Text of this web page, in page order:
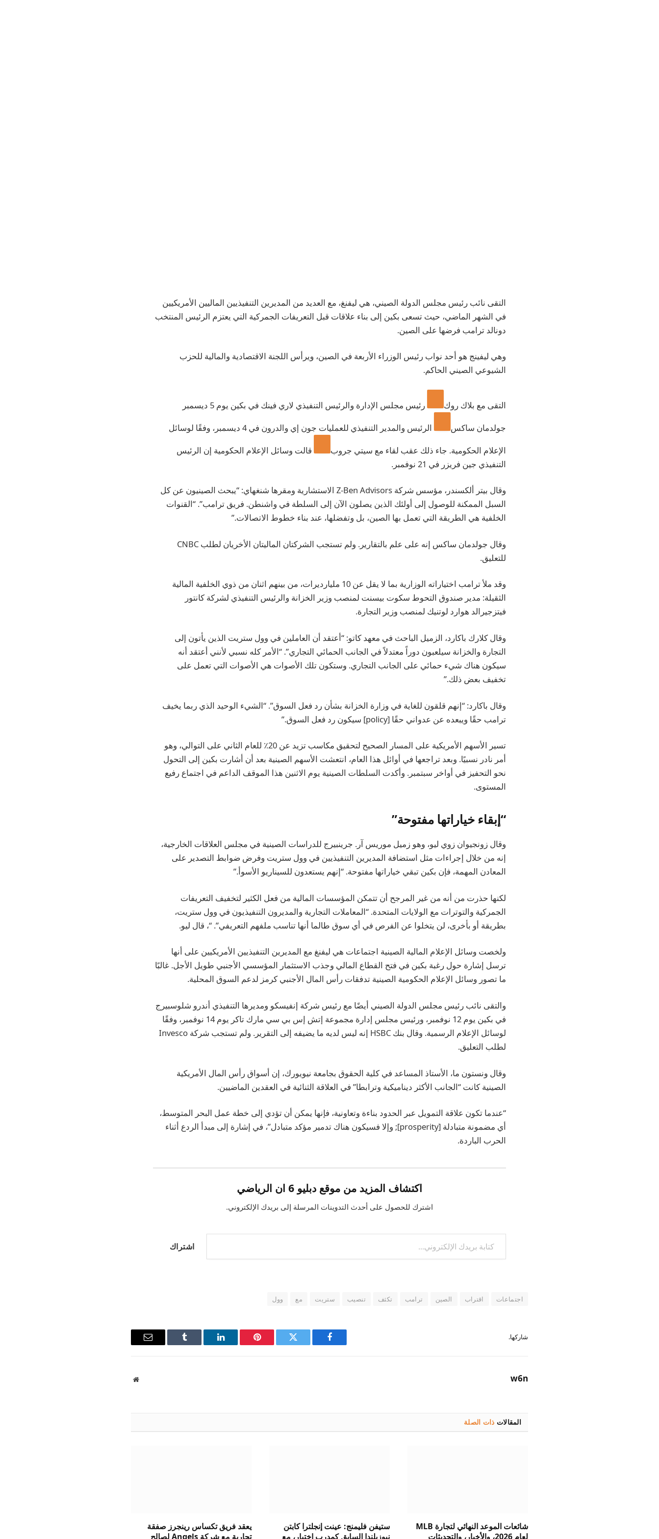
التقى نائب رئيس مجلس الدولة الصيني، هي ليفنغ، مع العديد من المديرين التنفيذيين الماليين الأمريكيين
في الشهر الماضي، حيث تسعى بكين إلى بناء علاقات قبل التعريفات الجمركية التي يعتزم الرئيس المنتخب
دونالد ترامب فرضها على الصين.
وهي ليفينج هو أحد نواب رئيس الوزراء الأربعة في الصين، ويرأس اللجنة الاقتصادية والمالية للحزب
الشيوعي الصيني الحاكم.
التقى مع بلاك روك
رئيس مجلس الإدارة والرئيس التنفيذي لاري فينك في بكين يوم 5 ديسمبر
جولدمان ساكس
الرئيس والمدير التنفيذي للعمليات جون إي والدرون في 4 ديسمبر، وفقًا لوسائل
الإعلام الحكومية. جاء ذلك عقب لقاء مع سيتي جروب
قالت وسائل الإعلام الحكومية إن الرئيس
التنفيذي جين فريزر في 21 نوفمبر.
وقال بيتر ألكسندر، مؤسس شركة Z-Ben Advisors الاستشارية ومقرها شنغهاي: “يبحث الصينيون عن كل
السبل الممكنة للوصول إلى أولئك الذين يصلون الآن إلى السلطة في واشنطن. فريق ترامب”. “القنوات
الخلفية هي الطريقة التي تعمل بها الصين، بل وتفضلها، عند بناء خطوط الاتصالات.”
وقال جولدمان ساكس إنه على علم بالتقارير. ولم تستجب الشركتان الماليتان الأخريان لطلب CNBC
للتعليق.
وقد ملأ ترامب اختياراته الوزارية بما لا يقل عن 10 مليارديرات، من بينهم اثنان من ذوي الخلفية المالية
الثقيلة: مدير صندوق التحوط سكوت بيسنت لمنصب وزير الخزانة والرئيس التنفيذي لشركة كانتور
فيتزجيرالد هوارد لوتنيك لمنصب وزير التجارة.
وقال كلارك باكارد، الزميل الباحث في معهد كاتو: “أعتقد أن العاملين في وول ستريت الذين يأتون إلى
التجارة والخزانة سيلعبون دوراً معتدلاً في الجانب الحمائي التجاري”. “الأمر كله نسبي لأنني أعتقد أنه
سيكون هناك شيء حمائي على الجانب التجاري. وستكون تلك الأصوات هي الأصوات التي تعمل على
تخفيف بعض ذلك.”
وقال باكارد: “إنهم قلقون للغاية في وزارة الخزانة بشأن رد فعل السوق”. “الشيء الوحيد الذي ربما يخيف
ترامب حقًا ويبعده عن عدواني حقًا [policy] سيكون رد فعل السوق.”
تسير الأسهم الأمريكية على المسار الصحيح لتحقيق مكاسب تزيد عن 20٪ للعام الثاني على التوالي، وهو
أمر نادر نسبيًا. وبعد تراجعها في أوائل هذا العام، انتعشت الأسهم الصينية بعد أن أشارت بكين إلى التحول
نحو التحفيز في أواخر سبتمبر. وأكدت السلطات الصينية يوم الاثنين هذا الموقف الداعم في اجتماع رفيع
المستوى.
“إبقاء خياراتها مفتوحة”
وقال زونجيوان زوي ليو، وهو زميل موريس آر. جرينبيرج للدراسات الصينية في مجلس العلاقات الخارجية،
إنه من خلال إجراءات مثل استضافة المديرين التنفيذيين في وول ستريت وفرض ضوابط التصدير على
المعادن المهمة، فإن بكين تبقي خياراتها مفتوحة. “إنهم يستعدون للسيناريو الأسوأ.”
لكنها حذرت من أنه من غير المرجح أن تتمكن المؤسسات المالية من فعل الكثير لتخفيف التعريفات
الجمركية والتوترات مع الولايات المتحدة. “المعاملات التجارية والمديرون التنفيذيون في وول ستريت،
بطريقة أو بأخرى، لن يتخلوا عن الفرص في أي سوق طالما أنها تناسب ملفهم التعريفي”. “، قال ليو.
ولخصت وسائل الإعلام المالية الصينية اجتماعات هي ليفنغ مع المديرين التنفيذيين الأمريكيين على أنها
ترسل إشارة حول رغبة بكين في فتح القطاع المالي وجذب الاستثمار المؤسسي الأجنبي طويل الأجل. غالبًا
ما تصور وسائل الإعلام الحكومية الصينية تدفقات رأس المال الأجنبي كرمز لدعم السوق المحلية.
والتقى نائب رئيس مجلس الدولة الصيني أيضًا مع رئيس شركة إنفيسكو ومديرها التنفيذي أندرو شلوسبيرج
في بكين يوم 12 نوفمبر، ورئيس مجلس إدارة مجموعة إتش إس بي سي مارك تاكر يوم 14 نوفمبر، وفقًا
لوسائل الإعلام الرسمية. وقال بنك HSBC إنه ليس لديه ما يضيفه إلى التقرير. ولم تستجب شركة Invesco
لطلب التعليق.
وقال ونستون ما، الأستاذ المساعد في كلية الحقوق بجامعة نيويورك، إن أسواق رأس المال الأمريكية
الصينية كانت “الجانب الأكثر ديناميكية وترابطا” في العلاقة الثنائية في العقدين الماضيين.
“عندما تكون علاقة التمويل عبر الحدود بناءة وتعاونية، فإنها يمكن أن تؤدي إلى خطة عمل البحر المتوسط،
أي مضمونة متبادلة [prosperity]; وإلا فسيكون هناك تدمير مؤكد متبادل”، في إشارة إلى مبدأ الردع أثناء
الحرب الباردة.
اكتشاف المزيد من موقع دبليو 6 ان الرياضي
اشترك للحصول على أحدث التدوينات المرسلة إلى بريدك الإلكتروني.
كتابة بريدك الإلكتروني...
اشتراك
اجتماعات اقتراب الصين ترامب تكثف تنصيب ستريت مع وول
شاركها.
فيسبوك
تويتر بينتيريستلينكدإن Tumblr
البريد
w6n
موقع
المقالات ذات الصلة
شائعات الموعد النهائي لتجارة MLB
لعام 2026، والأخبار، والتحديثات
ستيفن فليمنج: عينت إنجلترا كابتن
نيوزيلندا السابق كمدرب اختبار، مع
يعقد فريق تكساس رينجرز صفقة
تجارية مع شركة Angels لصالح